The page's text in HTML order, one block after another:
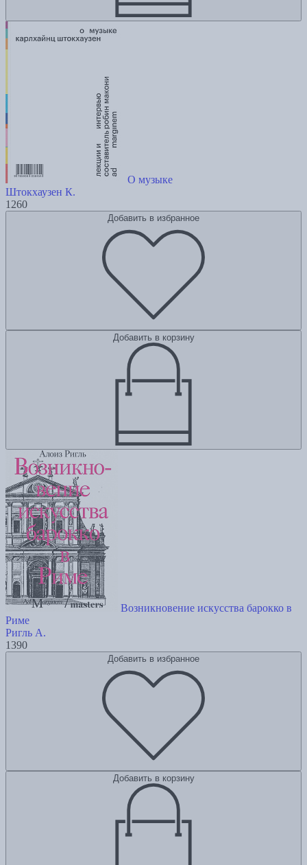
О музыке
Штокхаузен К.
1260
Добавить в избранное
Добавить в корзину
Возникновение искусства барокко в
Риме
Ригль А.
1390
Добавить в избранное
Добавить в корзину